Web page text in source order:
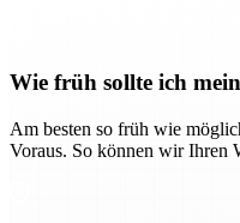
Wie früh sollte ich
Am besten so früh wie
Voraus. So können wir Ihren